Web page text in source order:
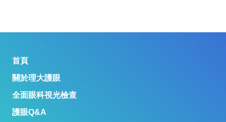
首頁
關於理大護眼
全面眼科視光檢查
護眼Q&A